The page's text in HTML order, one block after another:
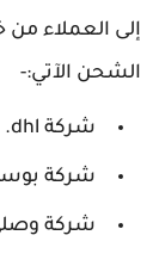
إلى العملاء
الشحن الآتي:-
شركة dhl.
شركة
شركة